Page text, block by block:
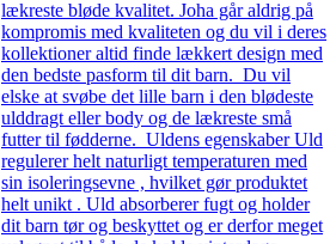
lækreste bløde kvalitet. Joha går aldrig på
kompromis med kvaliteten og du vil i deres
kollektioner altid finde lækkert design med
den bedste pasform til dit barn. Du vil
elske at svøbe det lille barn i den blødeste
ulddragt eller body og de lækreste små
futter til fødderne. Uldens egenskaber Uld
regulerer helt naturligt temperaturen med
sin isoleringsevne , hvilket gør produktet
helt unikt . Uld absorberer fugt og holder
dit barn tør og beskyttet og er derfor meget